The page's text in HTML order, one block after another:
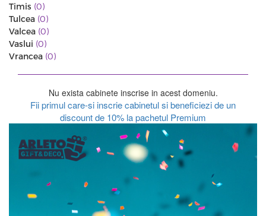
Timis (0)
Tulcea (0)
Valcea (0)
Vaslui (0)
Vrancea (0)
Nu exista cabinete inscrise in acest domeniu.
Fii primul care-si inscrie cabinetul si beneficiezi de un
discount de 10% la pachetul Premium